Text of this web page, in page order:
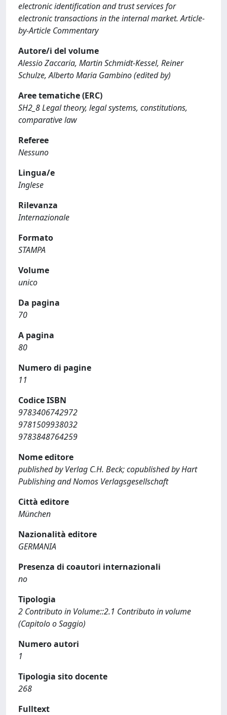
electronic identification and trust services for
electronic transactions in the internal market. Article-
by-Article Commentary
Autore/i del volume
Alessio Zaccaria, Martin Schmidt-Kessel, Reiner
Schulze, Alberto Maria Gambino (edited by)
Aree tematiche (ERC)
SH2_8 Legal theory, legal systems, constitutions,
comparative law
Referee
Nessuno
Lingua/e
Inglese
Rilevanza
Internazionale
Formato
STAMPA
Volume
unico
Da pagina
70
A pagina
80
Numero di pagine
11
Codice ISBN
9783406742972
9781509938032
9783848764259
Nome editore
published by Verlag C.H. Beck; copublished by Hart
Publishing and Nomos Verlagsgesellschaft
Città editore
München
Nazionalità editore
GERMANIA
Presenza di coautori internazionali
no
Tipologia
2 Contributo in Volume::2.1 Contributo in volume
(Capitolo o Saggio)
Numero autori
1
Tipologia sito docente
268
Fulltext